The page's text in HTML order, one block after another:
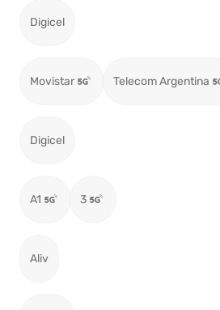
Digicel
Movistar Telecom Argentina
Digicel
A1 3
Aliv